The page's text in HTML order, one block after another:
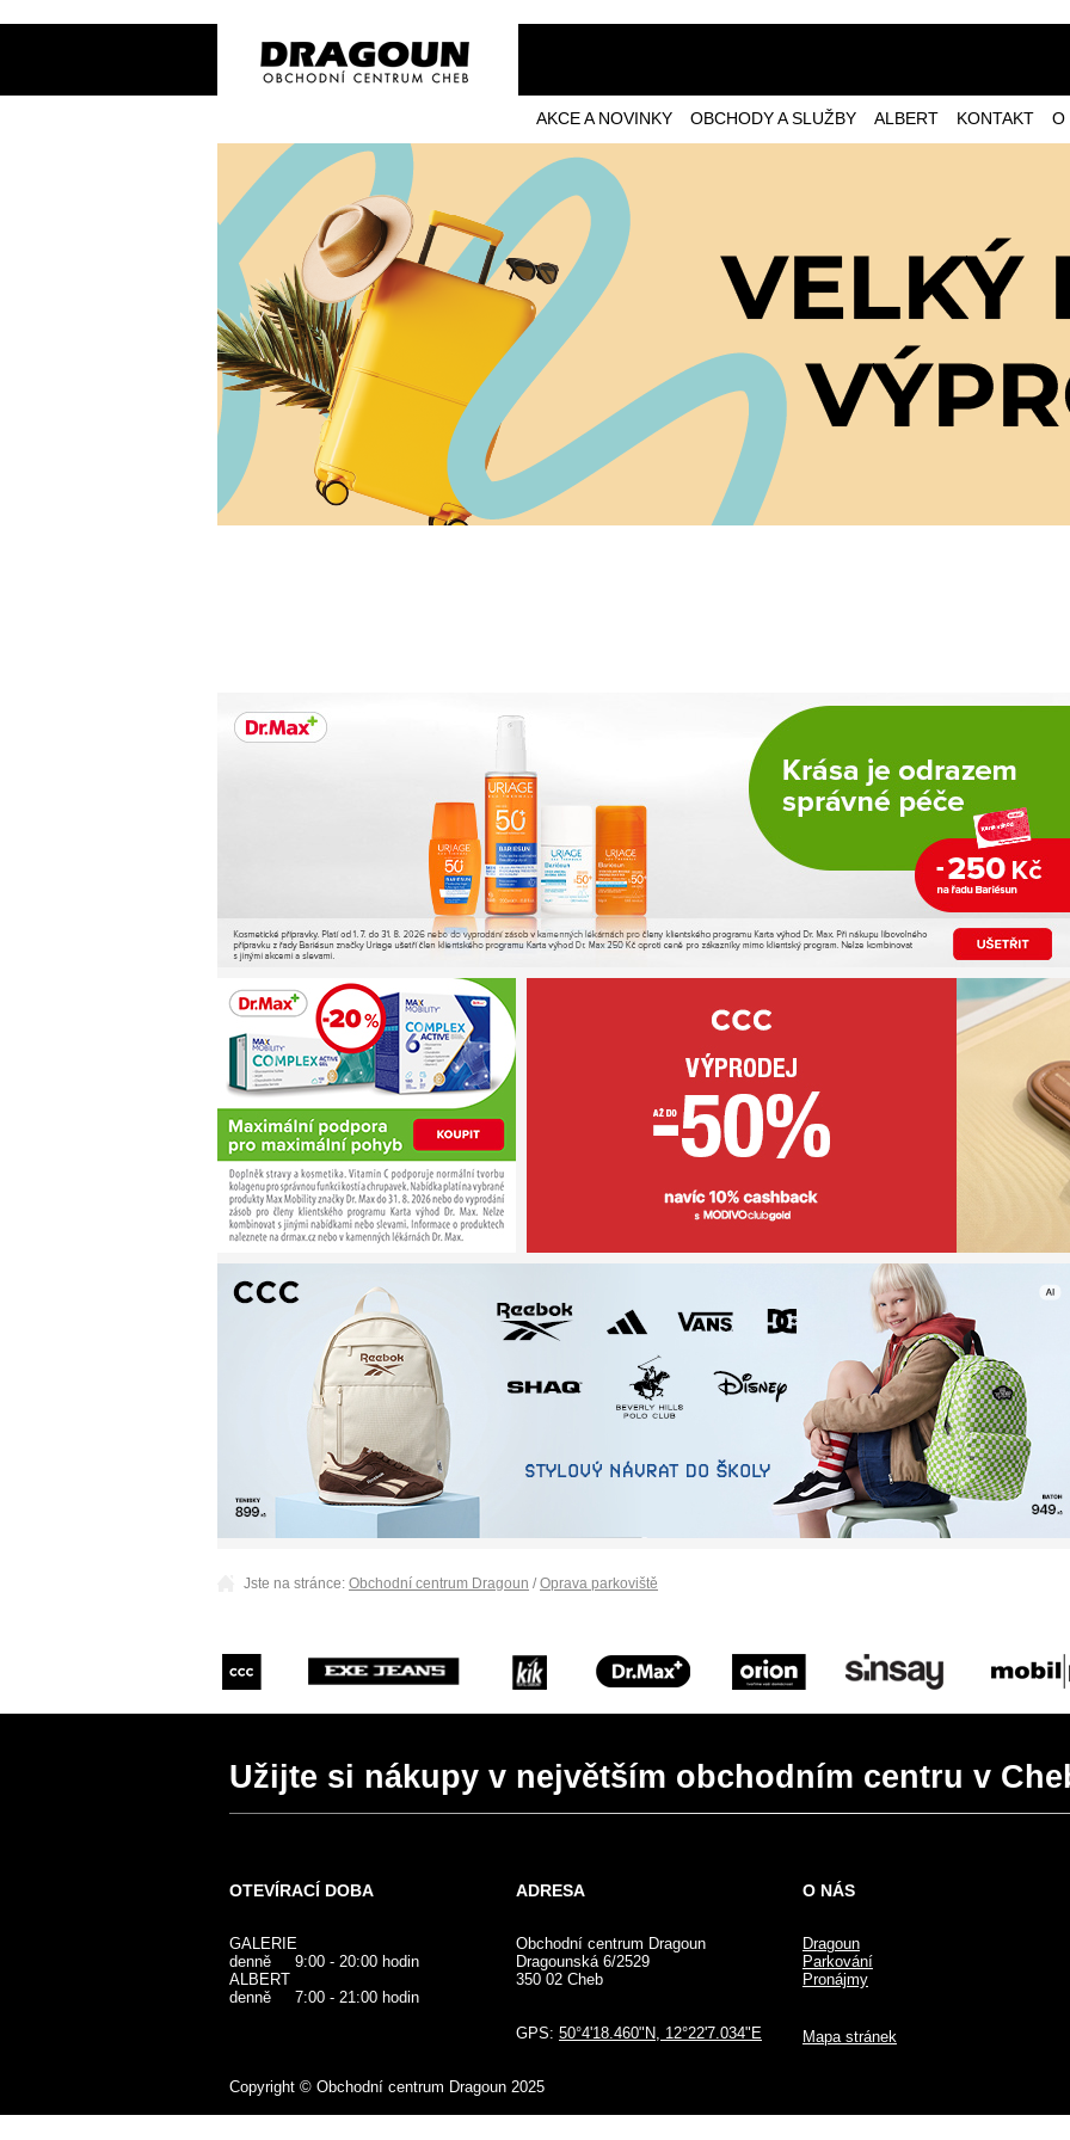
AKCE A NOVINKY OBCHODY A SLUŽBY ALBERT KONTAKT O
Jste na stránce: Obchodní centrum Dragoun /Oprava parkoviště
Užijte si nákupy v největším obchodním centru v
OTEVÍRACÍ DOBA
GALERIE
denně 9:00 - 20:00 hodin
ALBERT
denně 7:00 - 21:00 hodin
ADRESA
Obchodní centrum Dragoun
Dragounská 6/2529
350 02 Cheb
GPS: 50°4'18.460"N, 12°22'7.034"E
O NÁS
Dragoun
Parkování
Pronájmy
Mapa stránek
Copyright © Obchodní centrum Dragoun 2025